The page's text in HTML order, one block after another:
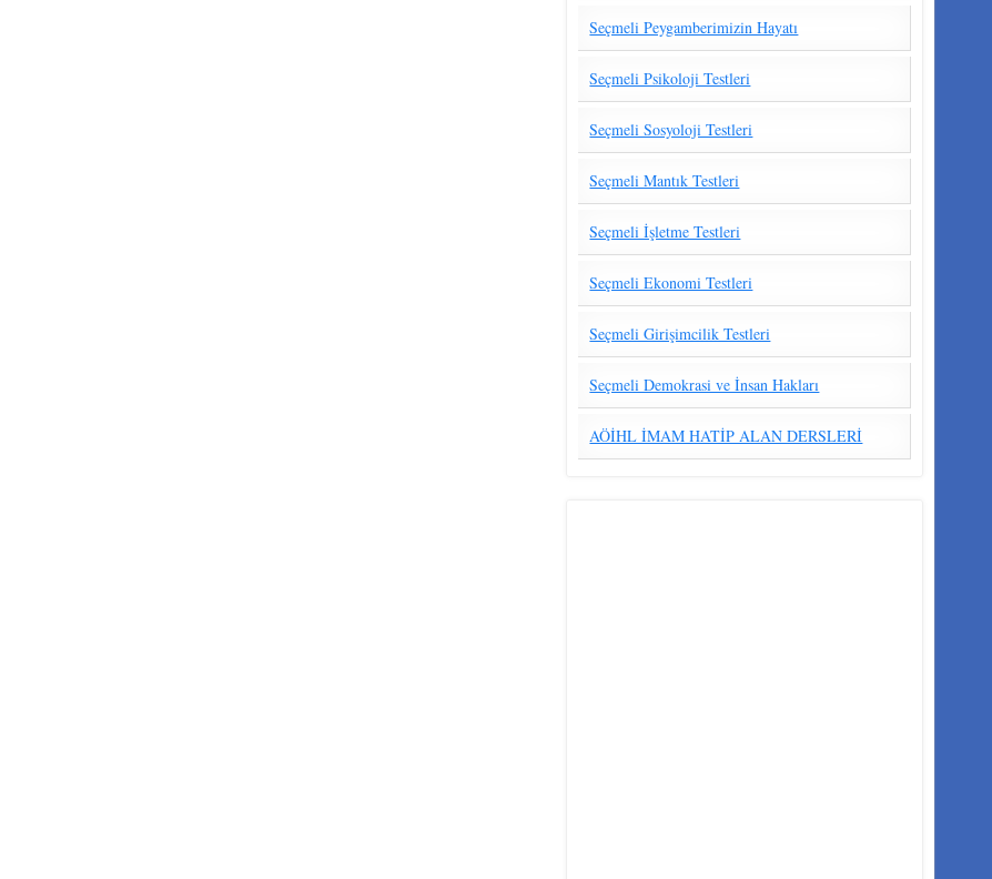
Seçmeli Peygamberimizin Hayatı
Seçmeli Psikoloji Testleri
Seçmeli Sosyoloji Testleri
Seçmeli Mantık Testleri
Seçmeli İşletme Testleri
Seçmeli Ekonomi Testleri
Seçmeli Girişimcilik Testleri
Seçmeli Demokrasi ve İnsan Hakları
AÖİHL İMAM HATİP ALAN DERSLERİ